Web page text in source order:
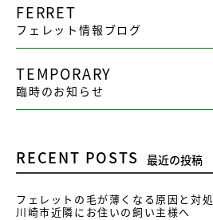
FERRET
フェレット情報ブログ
TEMPORARY
臨時のお知らせ
RECENT POSTS 最近の投稿
フェレットの毛が薄くなる原因と対
川崎市近隣にお住いの飼い主様へ